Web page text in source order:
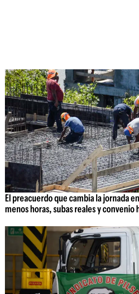
El preacuerdo que cambia la jornada
menos horas, subas reales y convenio